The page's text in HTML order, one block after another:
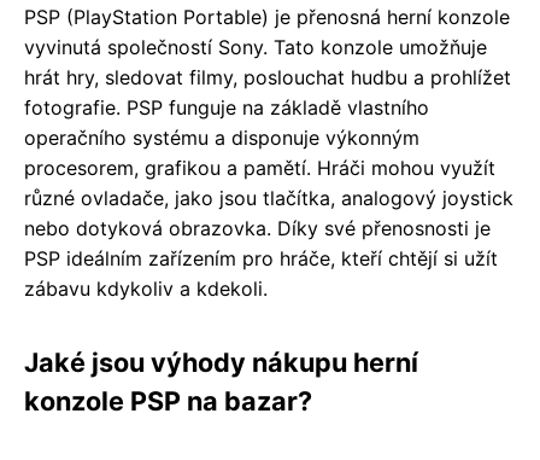
PSP (PlayStation Portable) je přenosná herní konzole
vyvinutá společností Sony. Tato konzole umožňuje
hrát hry, sledovat filmy, poslouchat hudbu a prohlížet
fotografie. PSP funguje na základě vlastního
operačního systému a disponuje výkonným
procesorem, grafikou a pamětí. Hráči mohou využít
různé ovladače, jako jsou tlačítka, analogový joystick
nebo dotyková obrazovka. Díky své přenosnosti je
PSP ideálním zařízením pro hráče, kteří chtějí si užít
zábavu kdykoliv a kdekoli.
Jaké jsou výhody nákupu herní
konzole PSP na bazar?